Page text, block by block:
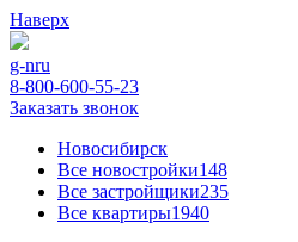
Наверх
g-nru
8-800-600-55-23
Заказать звонок
Новосибирск
Все новостройки148
Все застройщики235
Все квартиры1940